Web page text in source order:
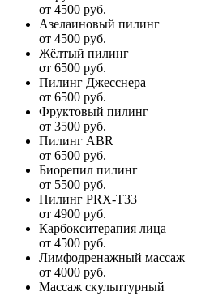
от 4500 руб.
Азелаиновый пилинг
от 4500 руб.
Жёлтый пилинг
от 6500 руб.
Пилинг Джесснера
от 6500 руб.
Фруктовый пилинг
от 3500 руб.
Пилинг ABR
от 6500 руб.
Биорепил пилинг
от 5500 руб.
Пилинг PRX-T33
от 4900 руб.
Карбокситерапия лица
от 4500 руб.
Лимфодренажный массаж
от 4000 руб.
Массаж скульптурный